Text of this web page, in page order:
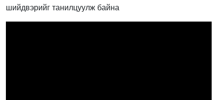
шийдвэрийг танилцуулж байна